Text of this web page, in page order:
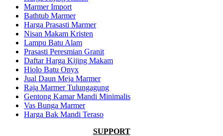
Marmer Import
Bathtub Marmer
Harga Prasasti Marmer
Nisan Makam Kristen
Lampu Batu Alam
Prasasti Peresmian Granit
Daftar Harga Kijing Makam
Hiolo Batu Onyx
Jual Daun Meja Marmer
Raja Marmer Tulungagung
Gentong Kamar Mandi Minimalis
Vas Bunga Marmer
Harga Bak Mandi Teraso
SUPPORT